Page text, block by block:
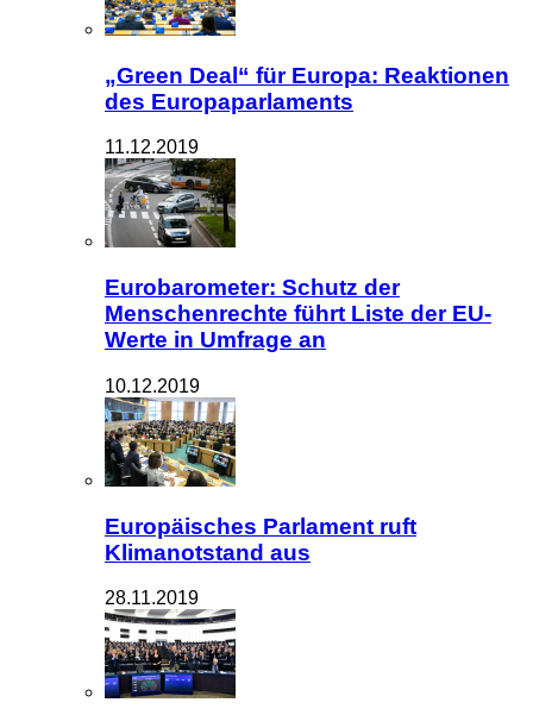
„Green Deal“ für Europa: Reaktionen
des Europaparlaments
11.12.2019
Eurobarometer: Schutz der
Menschenrechte führt Liste der EU-
Werte in Umfrage an
10.12.2019
Europäisches Parlament ruft
Klimanotstand aus
28.11.2019